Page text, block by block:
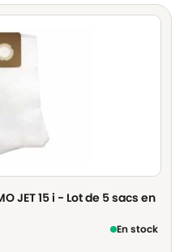
JET 15 i - Lot de 5 sacs en
En stock